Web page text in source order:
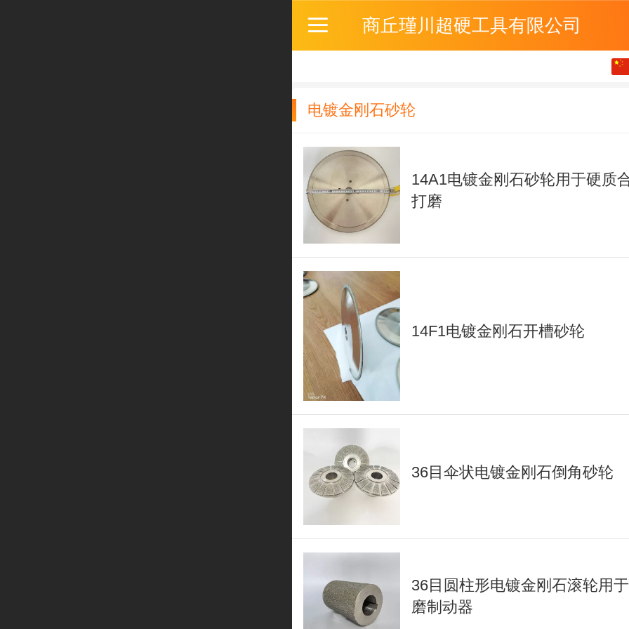
商丘瑾川超硬工具有限公司
电镀金刚石砂轮
14A1电镀金刚石砂轮用于硬质
打磨
14F1电镀金刚石开槽砂轮
36目伞状电镀金刚石倒角砂轮
36目圆柱形电镀金刚石滚轮用
磨制动器